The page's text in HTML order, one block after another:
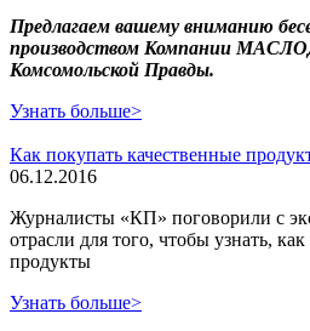
Предлагаем вашему вниманию
производством Компании
Комсомольской Правды.
Узнать больше>
Как покупать качественные
06.12.2016
Журналисты «КП» поговорили с
отрасли для того, чтобы узнать,
продукты
Узнать больше>